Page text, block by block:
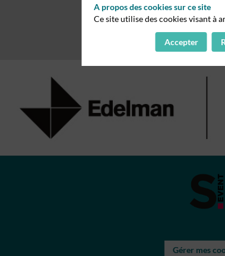
Gérer mes
A propos des cookies sur ce site
Ce site utilise des cookies visant à
Accepter